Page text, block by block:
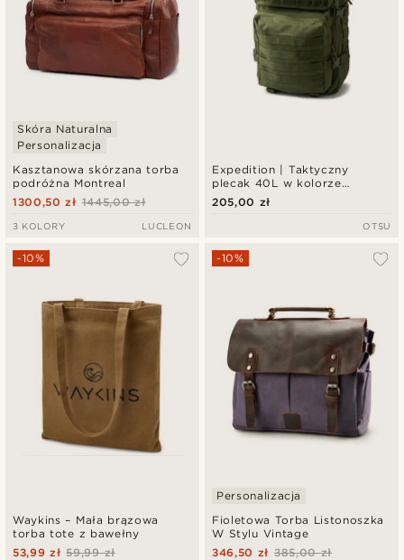
Kasztanowa skórzana torba
podróżna Montreal
Skóra Naturalna
Personalizacja
1445,00 zł
1300,50 zł
3 KOLORY LUCLEON
Expedition | Taktyczny
plecak 40L w kolorze
wojskowe khaki z panelem na
naszywki
205,00 zł
OTSU
Waykins – Mała brązowa
torba tote z bawełny
-10%
59,99 zł
53,99 zł
Fioletowa Torba Listonoszka
W Stylu Vintage
-10%
Personalizacja
385,00 zł
346,50 zł